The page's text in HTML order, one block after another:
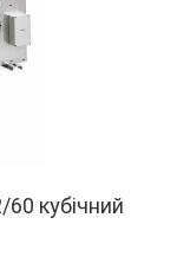
кубічний